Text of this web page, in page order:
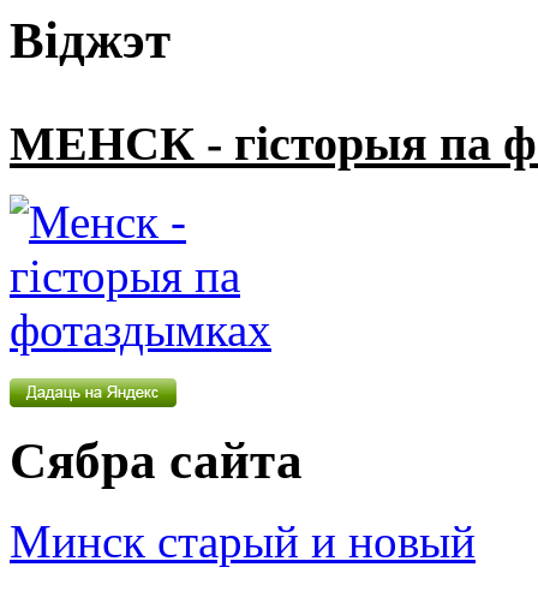
Віджэт
МЕНСК - гісторыя па
Сябра сайта
Минск старый и новый